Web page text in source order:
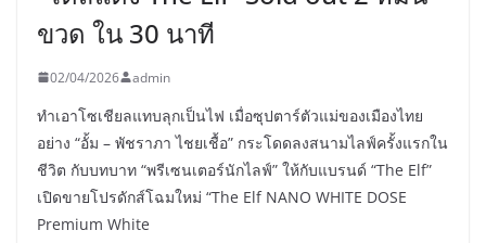
ขวด ใน 30 นาที
02/04/2026 admin
ทำเอาโซเชียลแทบลุกเป็นไฟ เมื่อซุปตาร์ตัวแม่ของเมืองไทย
อย่าง “อั้ม – พัชราภา ไชยเชื้อ” กระโดดลงสนามไลฟ์ครั้งแรกใน
ชีวิต กับบทบาท “พรีเซนเตอร์นักไลฟ์” ให้กับแบรนด์ “The Elf”
เปิดขายโปรดักส์โฉมใหม่ “The Elf NANO WHITE DOSE
Premium White